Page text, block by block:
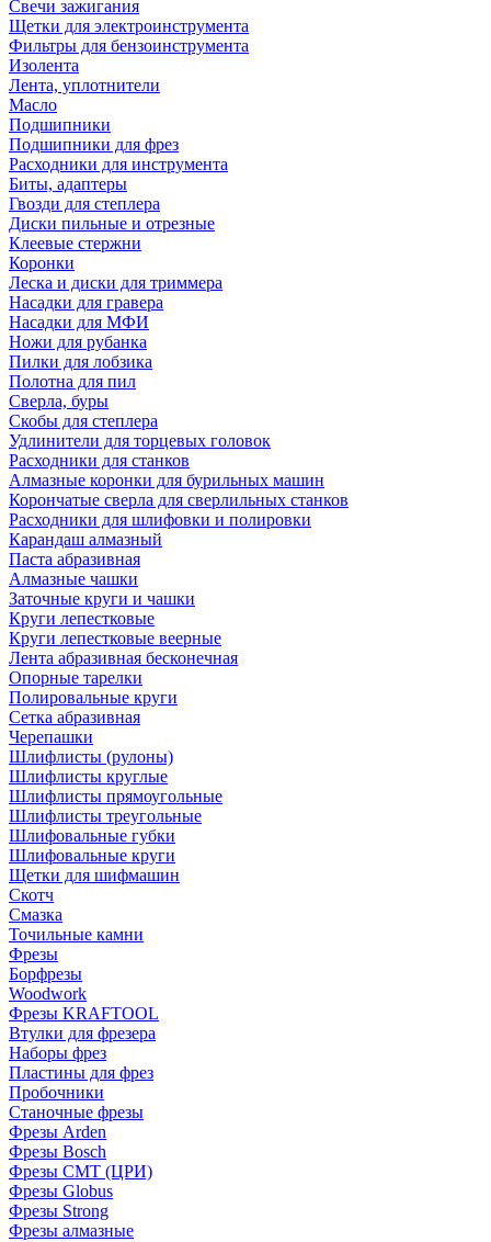
Свечи зажигания
Щетки для электроинструмента
Фильтры для бензоинструмента
Изолента
Лента, уплотнители
Масло
Подшипники
Подшипники для фрез
Расходники для инструмента
Биты, адаптеры
Гвозди для степлера
Диски пильные и отрезные
Клеевые стержни
Коронки
Леска и диски для триммера
Насадки для гравера
Насадки для МФИ
Ножи для рубанка
Пилки для лобзика
Полотна для пил
Сверла, буры
Скобы для степлера
Удлинители для торцевых головок
Расходники для станков
Алмазные коронки для бурильных машин
Корончатые сверла для сверлильных станков
Расходники для шлифовки и полировки
Карандаш алмазный
Паста абразивная
Алмазные чашки
Заточные круги и чашки
Круги лепестковые
Круги лепестковые веерные
Лента абразивная бесконечная
Опорные тарелки
Полировальные круги
Сетка абразивная
Черепашки
Шлифлисты (рулоны)
Шлифлисты круглые
Шлифлисты прямоугольные
Шлифлисты треугольные
Шлифовальные губки
Шлифовальные круги
Щетки для шифмашин
Скотч
Смазка
Точильные камни
Фрезы
Борфрезы
Woodwork
Фрезы KRAFTOOL
Втулки для фрезера
Наборы фрез
Пластины для фрез
Пробочники
Станочные фрезы
Фрезы Arden
Фрезы Bosch
Фрезы CMT (ЦРИ)
Фрезы Globus
Фрезы Strong
Фрезы алмазные